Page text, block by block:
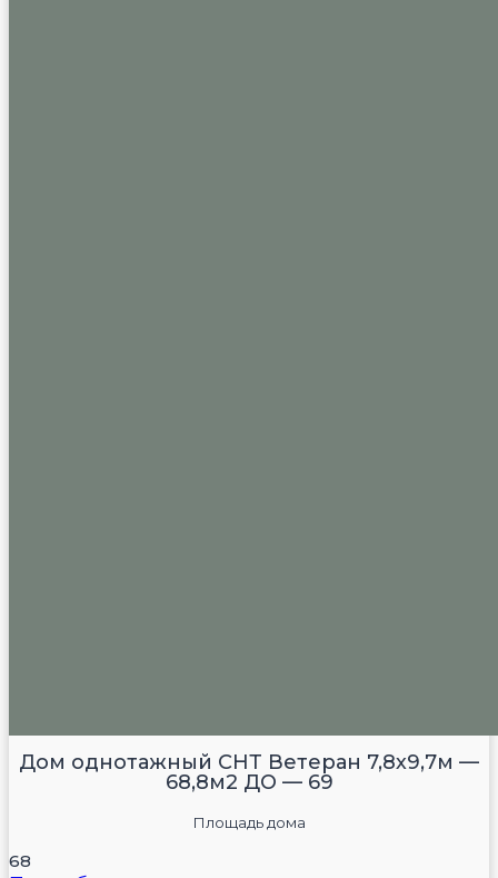
Дом однотажный СНТ Ветеран 7,8х9,7м —
68,8м2 ДО — 69
Площадь дома
68